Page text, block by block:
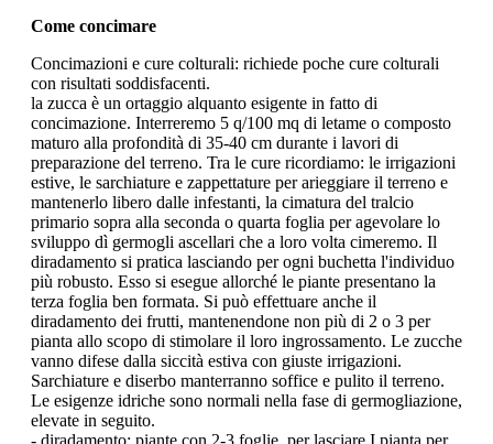
Come concimare
Concimazioni e cure colturali: richiede poche cure colturali
con risultati soddisfacenti.
la zucca è un ortaggio alquanto esigente in fatto di
concimazione. Interreremo 5 q/100 mq di letame o composto
maturo alla profondità di 35-40 cm durante i lavori di
preparazione del terreno. Tra le cure ricordiamo: le irrigazioni
estive, le sarchiature e zappettature per arieggiare il terreno e
mantenerlo libero dalle infestanti, la cimatura del tralcio
primario sopra alla seconda o quarta foglia per agevolare lo
sviluppo dì germogli ascellari che a loro volta cimeremo. Il
diradamento si pratica lasciando per ogni buchetta l'individuo
più robusto. Esso si esegue allorché le piante presentano la
terza foglia ben formata. Si può effettuare anche il
diradamento dei frutti, mantenendone non più di 2 o 3 per
pianta allo scopo di stimolare il loro ingrossamento. Le zucche
vanno difese dalla siccità estiva con giuste irrigazioni.
Sarchiature e diserbo manterranno soffice e pulito il terreno.
Le esigenze idriche sono normali nella fase di germogliazione,
elevate in seguito.